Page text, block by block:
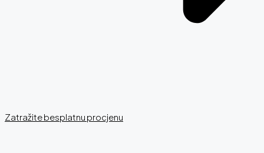
Zatražite besplatnu procjenu